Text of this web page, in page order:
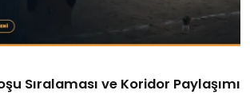
Sıralaması ve Koridor Paylaşımı